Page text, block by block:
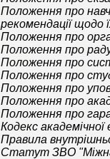
Положення про
рекомендації щодо
Положення про
Положення про
Положення про
Положення про
Положення про
Положення про
Положення про
Кодекс
Правила
Статут ЗВО